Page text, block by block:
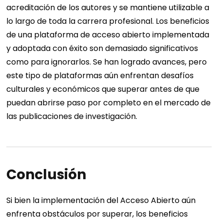
acreditación de los autores y se mantiene utilizable a
lo largo de toda la carrera profesional. Los beneficios
de una plataforma de acceso abierto implementada
y adoptada con éxito son demasiado significativos
como para ignorarlos. Se han logrado avances, pero
este tipo de plataformas aún enfrentan desafíos
culturales y económicos que superar antes de que
puedan abrirse paso por completo en el mercado de
las publicaciones de investigación.
Conclusión
Si bien la implementación del Acceso Abierto aún
enfrenta obstáculos por superar, los beneficios